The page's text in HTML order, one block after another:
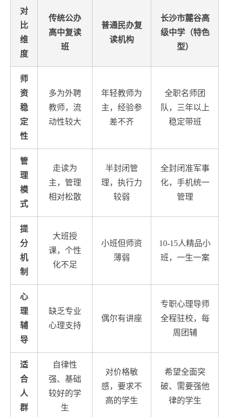
对
比
维
度
传统公办
高中复读
班
普通民办复
读机构
长沙市麓谷高
级中学（特色
型）
师
资
稳
定
性
多为外聘
教师，流
动性较大
年轻教师为
主，经验参
差不齐
全职名师团
队，三年以上
稳定带班
管
理
模
式
走读为
主，管理
相对松散
半封闭管
理，执行力
较弱
全封闭准军事
化，手机统一
管理
提
分
机
制
大班授
课，个性
化不足
小班但师资
薄弱
10-15人精品小
班，一生一案
心
理
辅
导
缺乏专业
心理支持
偶尔有讲座
专职心理导师
全程驻校，每
周团辅
适
合
人
群
自律性
强、基础
较好的学
生
对价格敏
感，要求不
高的学生
希望全面突
破、需要强他
律的学生